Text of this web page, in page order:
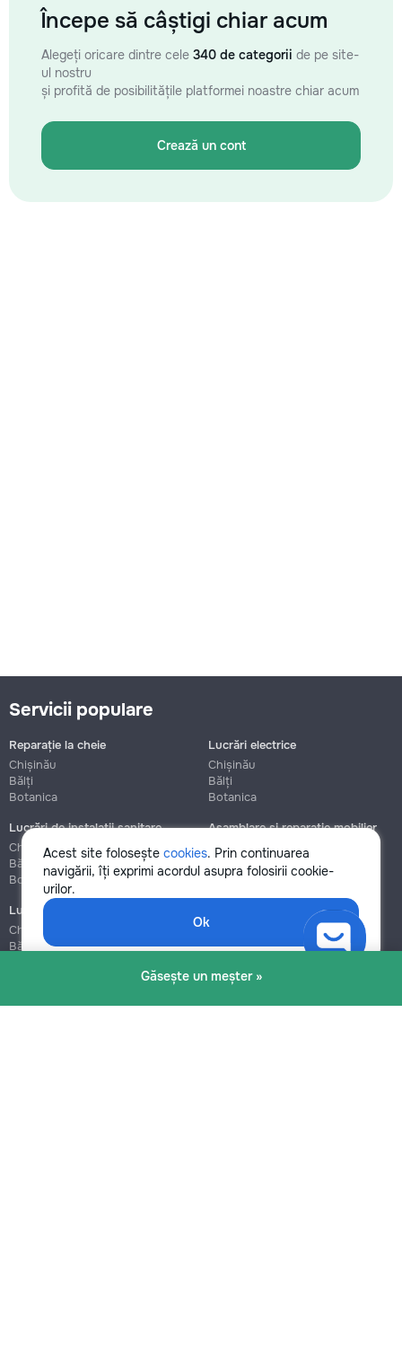
Începe să câștigi chiar acum
Alegeți oricare dintre cele 340 de categorii de pe site-
ul nostru
și profită de posibilitățile platformei noastre chiar acum
Crează un cont
Găsește un meșter »
Acest site folosește cookies. Prin continuarea
navigării, îți exprimi acordul asupra folosirii cookie-
urilor.
Ok
Servicii populare
Reparație la cheie
Chișinău
Bălți
Botanica
Lucrări electrice
Chișinău
Bălți
Botanica
Lucrări de instalații sanitare
Chișinău
Bălți
Botanica
Asamblare și reparație mobilier
Chișinău
Botanica
Lucrări de construcție și instalare
Chișinău
Bălți